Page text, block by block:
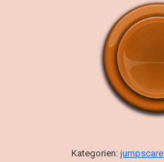
Kategorien:jumpscare